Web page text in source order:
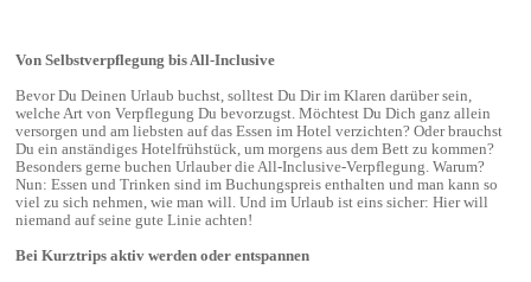
Von Selbstverpflegung bis All-Inclusive
Bevor Du Deinen Urlaub buchst, solltest Du Dir im Klaren darüber sein,
welche Art von Verpflegung Du bevorzugst. Möchtest Du Dich ganz allein
versorgen und am liebsten auf das Essen im Hotel verzichten? Oder brauchst
Du ein anständiges Hotelfrühstück, um morgens aus dem Bett zu kommen?
Besonders gerne buchen Urlauber die All-Inclusive-Verpflegung. Warum?
Nun: Essen und Trinken sind im Buchungspreis enthalten und man kann so
viel zu sich nehmen, wie man will. Und im Urlaub ist eins sicher: Hier will
niemand auf seine gute Linie achten!
Bei Kurztrips aktiv werden oder entspannen